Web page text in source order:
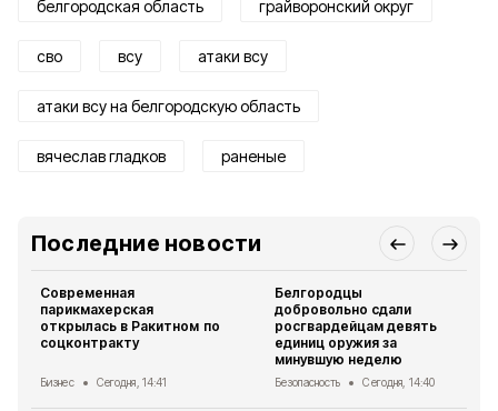
белгородская область грайворонский округ
сво всу атаки всу
атаки всу на белгородскую область
вячеслав гладков раненые
Последние новости
Современная
парикмахерская
открылась в Ракитном по
соцконтракту
Бизнес Сегодня, 14:41
Белгородцы
добровольно сдали
росгвардейцам девять
единиц оружия за
минувшую неделю
Безопасность Сегодня, 14:40